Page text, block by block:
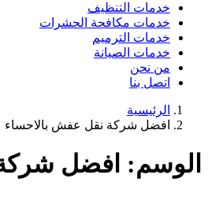
خدمات التنظيف
خدمات مكافحة الحشرات
خدمات الترميم
خدمات الصيانة
من نحن
اتصل بنا
الرئيسية
افضل شركة نقل عفش بالاحساء
الوسم: افضل